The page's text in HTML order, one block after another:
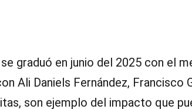
graduó en junio del 2025 con el
Ali Daniels Fernández, Francisco
son ejemplo del impacto que